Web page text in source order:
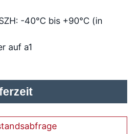
-40°C bis +90°C (in
auf a1